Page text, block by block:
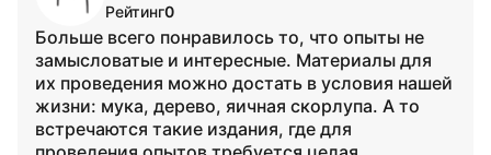
Рейтинг0
Больше всего понравилось то, что опыты не
замысловатые и интересные. Материалы для
их проведения можно достать в условия нашей
жизни: мука, дерево, яичная скорлупа. А то
встречаются такие издания, где для